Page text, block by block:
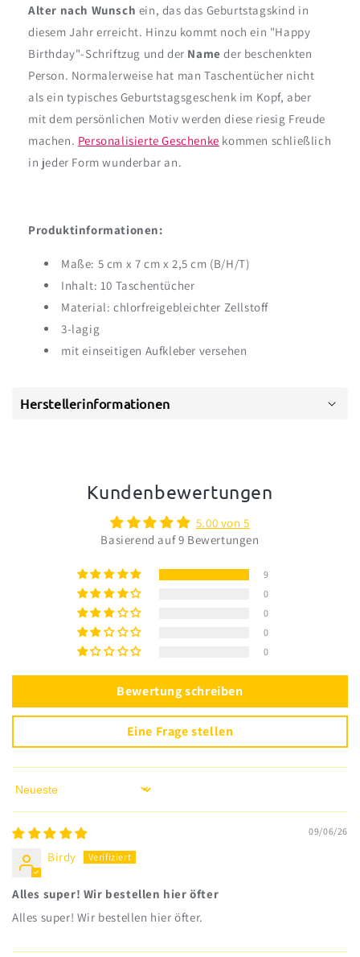
Alter nach Wunsch ein, das das Geburtstagskind in
diesem Jahr erreicht. Hinzu kommt noch ein "Happy
Birthday"-Schriftzug und der Name der beschenkten
Person. Normalerweise hat man Taschentücher nicht
als ein typisches Geburtstagsgeschenk im Kopf, aber
mit dem persönlichen Motiv werden diese riesig Freude
machen. Personalisierte Geschenke kommen schließlich
in jeder Form wunderbar an.
Produktinformationen:
Maße: 5 cm x 7 cm x 2,5 cm (B/H/T)
Inhalt: 10 Taschentücher
Material: chlorfreigebleichter Zellstoff
3-lagig
mit einseitigen Aufkleber versehen
Herstellerinformationen
Kundenbewertungen
5.00 von 5
Basierend auf 9 Bewertungen
9
0
0
0
0
Bewertung schreiben
Eine Frage stellen
Sort by
09/06/26
Birdy
Alles super! Wir bestellen hier öfter
Alles super! Wir bestellen hier öfter.